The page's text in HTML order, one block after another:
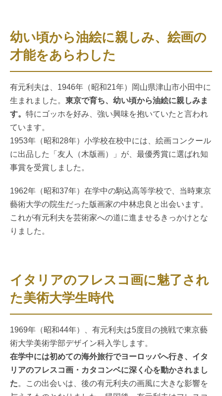
幼い頃から油絵に親しみ、絵画の
才能をあらわした
有元利夫は、1946年（昭和21年）岡山県津山市小田中に
生まれました。 東京で育ち、幼い頃から油絵に親しみま
す。 特にゴッホを好み、強い興味を抱いていたと言われ
ています。
1953年（昭和28年）小学校在校中には、絵画コンクール
に出品した「友人（木版画）」が、最優秀賞に選ばれ知
事賞を受賞しました。
1962年（昭和37年）在学中の駒込高等学校で、当時東京
藝術大学の院生だった版画家の中林忠良と出会います。
これが有元利夫を芸術家への道に進ませるきっかけとな
りました。
イタリアのフレスコ画に魅了され
た美術大学生時代
1969年（昭和44年）、有元利夫は5度目の挑戦で東京藝
術大学美術学部デザイン科入学します。
在学中には初めての海外旅行でヨーロッパへ行き、イタ
リアのフレスコ画・カタコンベに深く心を動かされまし
た。この出会いは、後の有元利夫の画風に大きな影響を